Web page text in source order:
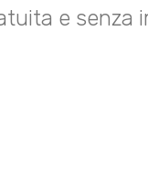
e senza